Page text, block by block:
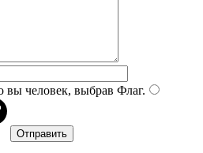
вы человек, выбрав Флаг.